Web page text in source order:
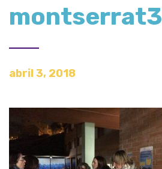
montserrat3
abril 3, 2018